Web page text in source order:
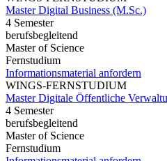
Master Digital Business (M.Sc.)
4 Semester
berufsbegleitend
Master of Science
Fernstudium
Informationsmaterial anfordern
WINGS-FERNSTUDIUM
Master Digitale Öffentliche
4 Semester
berufsbegleitend
Master of Science
Fernstudium